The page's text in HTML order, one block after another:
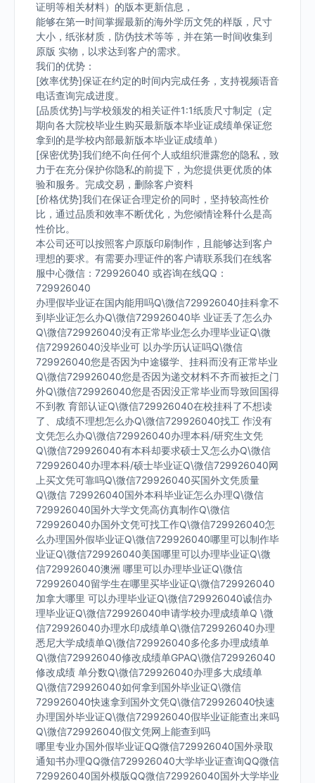
证明等相关材料）的版本更新信息，
能够在第一时间掌握最新的海外学历文凭的样版，尺寸
大小，纸张材质，防伪技术等等，并在第一时间收集到
原版 实物，以求达到客户的需求。
我们的优势：
[效率优势]保证在约定的时间内完成任务，支持视频语音
电话查询完成进度。
[品质优势]与学校颁发的相关证件1:1纸质尺寸制定（定
期向各大院校毕业生购买最新版本毕业证成绩单保证您
拿到的是学校内部最新版本毕业证成绩单）
[保密优势]我们绝不向任何个人或组织泄露您的隐私，致
力于在充分保护你隐私的前提下，为您提供更优质的体
验和服务。完成交易，删除客户资料
[价格优势]我们在保证合理定价的同时，坚持较高性价
比，通过品质和效率不断优化，为您倾情诠释什么是高
性价比。
本公司还可以按照客户原版印刷制作，且能够达到客户
理想的要求。有需要办理证件的客户请联系我们在线客
服中心微信：729926040 或咨询在线QQ：
729926040
办理假毕业证在国内能用吗Q\微信729926040挂科拿不
到毕业证怎么办Q\微信729926040毕 业证丢了怎么办
Q\微信729926040没有正常毕业怎么办理毕业证Q\微
信729926040没毕业可 以办学历认证吗Q\微信
729926040您是否因为中途辍学、挂科而没有正常毕业
Q\微信729926040您是否因为递交材料不齐而被拒之门
外Q\微信729926040您是否因没正常毕业而导致回国得
不到教 育部认证Q\微信729926040在校挂科了不想读
了、成绩不理想怎么办Q\微信729926040找工 作没有
文凭怎么办Q\微信729926040办理本科/研究生文凭
Q\微信729926040有本科却要求硕士又怎么办Q\微信
729926040办理本科/硕士毕业证Q\微信729926040网
上买文凭可靠吗Q\微信729926040买国外文凭质量
Q\微信 729926040国外本科毕业证怎么办理Q\微信
729926040国外大学文凭高仿真制作Q\微信
729926040办国外文凭可找工作Q\微信729926040怎
么办理国外假毕业证Q\微信729926040哪里可以制作毕
业证Q\微信729926040美国哪里可以办理毕业证Q\微
信729926040澳洲 哪里可以办理毕业证Q\微信
729926040留学生在哪里买毕业证Q\微信729926040
加拿大哪里 可以办理毕业证Q\微信729926040诚信办
理毕业证Q\微信729926040申请学校办理成绩单Q \微
信729926040办理水印成绩单Q\微信729926040办理
悉尼大学成绩单Q\微信729926040多伦多办理成绩单
Q\微信729926040修改成绩单GPAQ\微信729926040
修改成绩 单分数Q\微信729926040办理多大成绩单
Q\微信729926040如何拿到国外毕业证Q\微信
729926040快速拿到国外文凭Q\微信729926040快速
办理国外毕业证Q\微信729926040假毕业证能查出来吗
Q\微信729926040假文凭网上能查到吗
哪里专业办国外假毕业证QQ微信729926040国外录取
通知书办理QQ微信729926040大学毕业证查询QQ微信
729926040国外模版QQ微信729926040国外大学毕业